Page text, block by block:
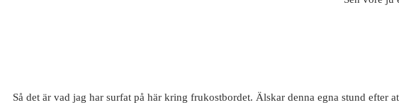
Så det är vad jag har surfat på här kring frukostbordet. Älskar denna egna stund